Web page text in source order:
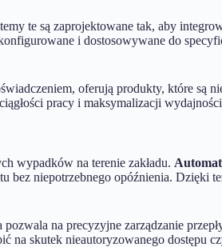
te są zaprojektowane tak, aby
i dostosowywane do
oferują produkty, które są
pracy i maksymalizacji
wypadków na terenie zakładu.
bez niepotrzebnego opóźnienia. Dzięki
na precyzyjne zarządzanie
na skutek nieautoryzowanego dostępu